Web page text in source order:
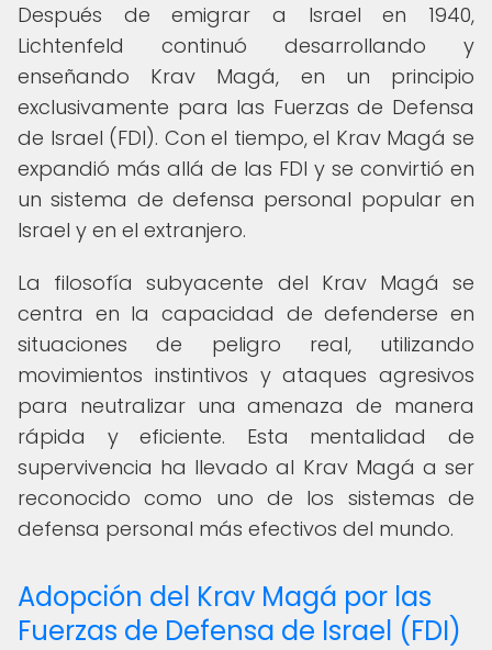
Después de emigrar a Israel en 1940,
Lichtenfeld continuó desarrollando y
enseñando Krav Magá, en un principio
exclusivamente para las Fuerzas de Defensa
de Israel (FDI). Con el tiempo, el Krav Magá se
expandió más allá de las FDI y se convirtió en
un sistema de defensa personal popular en
Israel y en el extranjero.
La filosofía subyacente del Krav Magá se
centra en la capacidad de defenderse en
situaciones de peligro real, utilizando
movimientos instintivos y ataques agresivos
para neutralizar una amenaza de manera
rápida y eficiente. Esta mentalidad de
supervivencia ha llevado al Krav Magá a ser
reconocido como uno de los sistemas de
defensa personal más efectivos del mundo.
Adopción del Krav Magá por las
Fuerzas de Defensa de Israel (FDI)